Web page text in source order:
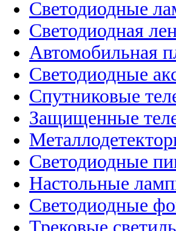
Светодиодные
Светодиодная
Автомобильная
Светодиодные
Спутниковые
Защищенные
Светодиодные
Настольные
Светодиодные